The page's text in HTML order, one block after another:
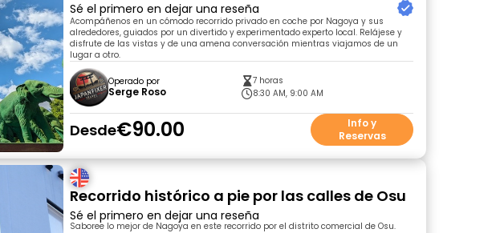
Sé el primero en dejar una reseña
Acompáñenos en un cómodo recorrido privado en coche por Nagoya y sus
alrededores, guiados por un divertido y experimentado experto local. Relájese y
disfrute de las vistas y de una amena conversación mientras viajamos de un
lugar a otro.
Operado por
Serge Roso
7 horas
8:30 AM, 9:00 AM
Desde€90.00
Info y
Reservas
Recorrido histórico a pie por las calles de Osu
Sé el primero en dejar una reseña
Saboree lo mejor de Nagoya en este recorrido por el distrito comercial de Osu.